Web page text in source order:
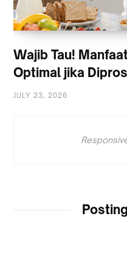
Wajib Tau!
Optimal jika
JULY 23, 2026